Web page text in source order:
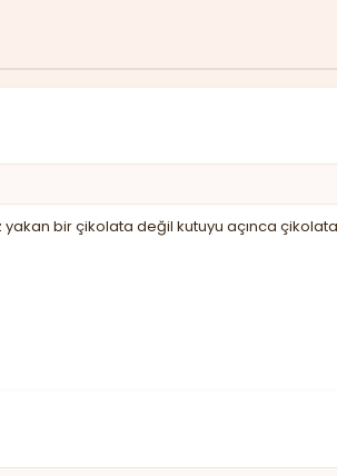
yakan bir çikolata değil kutuyu açınca